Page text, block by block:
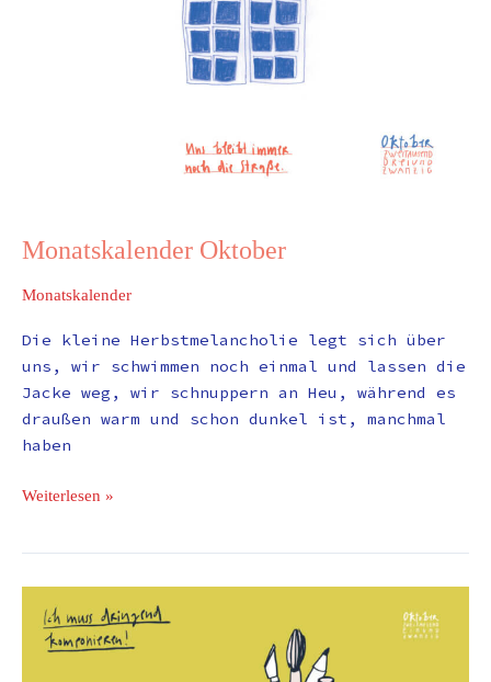
Monatskalender Oktober
Monatskalender
Die kleine Herbstmelancholie legt sich über
uns, wir schwimmen noch einmal und lassen die
Jacke weg, wir schnuppern an Heu, während es
draußen warm und schon dunkel ist, manchmal
haben
Weiterlesen »
Oktober